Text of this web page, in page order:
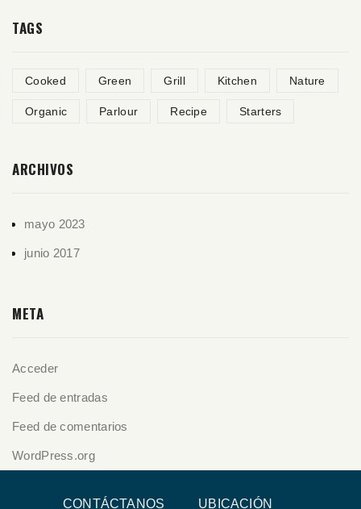
TAGS
Cooked Green Grill Kitchen Nature
Organic Parlour Recipe Starters
ARCHIVOS
mayo 2023
junio 2017
META
Acceder
Feed de entradas
Feed de comentarios
WordPress.org
CONTÁCTANOS UBICACIÓN